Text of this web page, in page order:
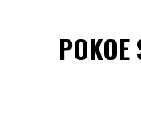
POKOE